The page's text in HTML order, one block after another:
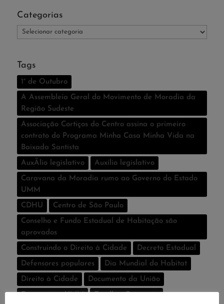
Categorias
Categorias
Tags
1° de Outubro
A Assembleia Geral do Movimento de Moradia da
Região Sudeste
Associação Cortiços do Centro assina o primeiro
contrato do Programa Minha Casa Minha Vida na
Baixada Santista
AuxÃ­lio legislativo Auxí­lio legislativo
Caravana da Moradia rumo ao Governo do Estado
UMM
CDHU Centro de São Paulo
Conselho e Fundo Estadual de Habitação são
aprovados
Construindo o Direito à Cidade Decreto Estadual
Defensores populares Dia Mundial do Habitat
Direito à Cidade Documento da União
Documentos UMM Escolher Categoria